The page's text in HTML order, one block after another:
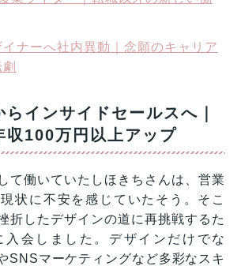
ナーへ社内異動｜念願のキャリア
インサイドセールスへ｜
収100万円以上アップ
て働いていたしほきちさんは、営業
状に不安を感じていたそう。そこ
折したデザインの道に再挑戦するた
入会しました。デザインだけでな
SNSマーケティングなど多彩なスキ